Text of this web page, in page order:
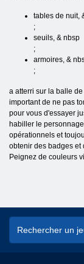
tables de nuit,
;
seuils, & nbsp
;
armoires, &
;
a atterri sur la balle
important de ne pas
pour vous d'essayer
habiller le
opérationnels et
obtenir des badges et
Peignez de couleurs